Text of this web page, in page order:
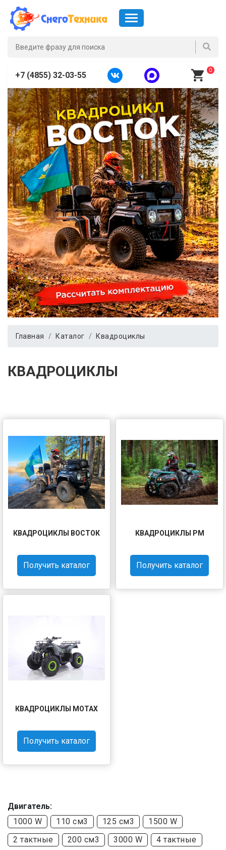
+7 (4855) 32-03-55
0
Главная Каталог Квадроциклы
КВАДРОЦИКЛЫ
КВАДРОЦИКЛЫ ВОСТОК
Получить каталог
КВАДРОЦИКЛЫ РМ
Получить каталог
КВАДРОЦИКЛЫ MOTAX
Получить каталог
Двигатель:
1000 W
110 см3 125 см3
1500 W
2 тактные
200 см3 3000 W
4 тактные